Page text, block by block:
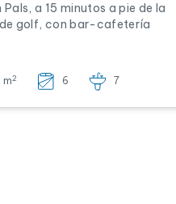
a 15 minutos a pie de la
golf, con bar-cafetería
m2 6 7